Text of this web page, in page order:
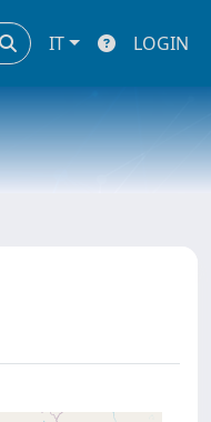
IT LOGIN